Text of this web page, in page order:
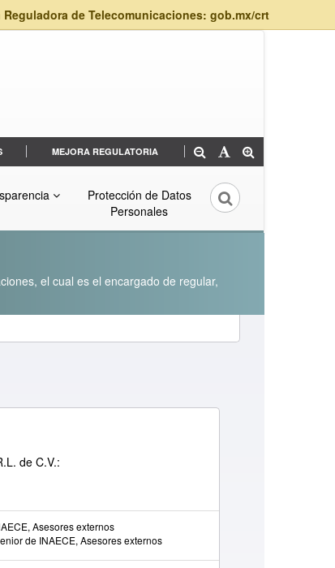
de Telecomunicaciones: gob.mx/crt
MEJORA REGULATORIA
Protección de Datos
Personales
el cual es el encargado de regular,
de C.V.:
Asesores externos
de INAECE, Asesores externos